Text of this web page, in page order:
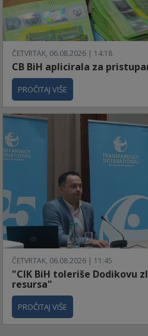
ČETVRTAK, 06.08.2026 | 14:18
CB BiH aplicirala za
PROČITAJ VIŠE
ČETVRTAK, 06.08.2026 | 11:45
"CIK BiH toleriše Dodikovu
resursa"
PROČITAJ VIŠE